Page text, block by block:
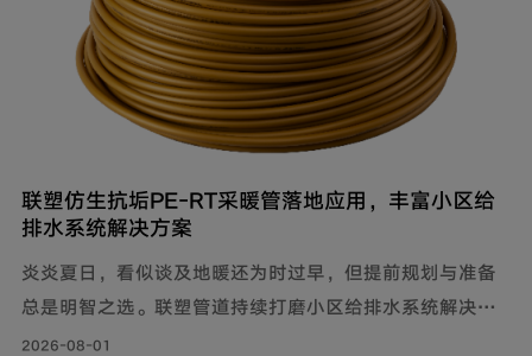
联塑仿生抗垢PE‑RT采暖管落地应用，丰富小区给
排水系统解决方案
炎炎夏日，看似谈及地暖还为时过早，但提前规划与准备
总是明智之选。联塑管道持续打磨小区给排水系统解决方
案，推出仿生抗垢系列家装PE-RT采暖管，既满足家庭冬
2026-08-01